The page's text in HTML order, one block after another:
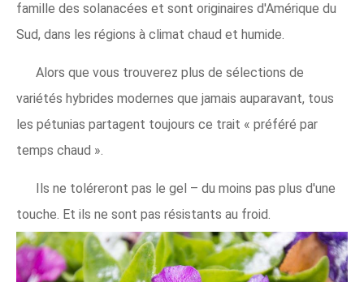
famille des solanacées et sont originaires d'Amérique du
Sud, dans les régions à climat chaud et humide.
Alors que vous trouverez plus de sélections de
variétés hybrides modernes que jamais auparavant, tous
les pétunias partagent toujours ce trait « préféré par
temps chaud ».
Ils ne toléreront pas le gel – du moins pas plus d'une
touche. Et ils ne sont pas résistants au froid.